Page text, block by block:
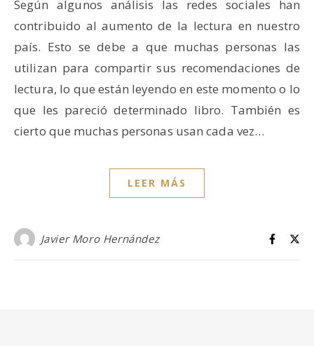
Según algunos análisis las redes sociales han
contribuido al aumento de la lectura en nuestro
país. Esto se debe a que muchas personas las
utilizan para compartir sus recomendaciones de
lectura, lo que están leyendo en este momento o lo
que les pareció determinado libro. También es
cierto que muchas personas usan cada vez…
LEER MÁS
Javier Moro Hernández